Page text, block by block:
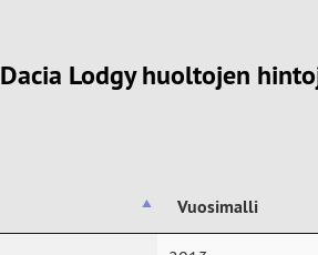
Dacia Lodgy huoltojen
Vuosimalli
Vuosimalli